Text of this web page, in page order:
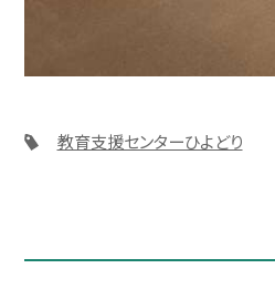
教育支援センターひよどり